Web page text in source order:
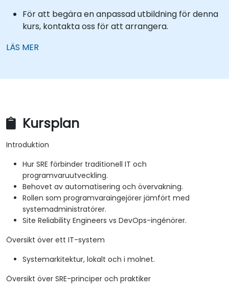
För att begära en anpassad utbildning för denna
kurs, kontakta oss för att arrangera.
LÄS MER
Kursplan
Introduktion
Hur SRE förbinder traditionell IT och
programvaruutveckling.
Behovet av automatisering och övervakning.
Rollen som programvaraingejörer jämfört med
systemadministratörer.
Site Reliability Engineers vs DevOps-ingénörer.
Översikt över ett IT-system
Systemarkitektur, lokalt och i molnet.
Översikt över SRE-principer och praktiker